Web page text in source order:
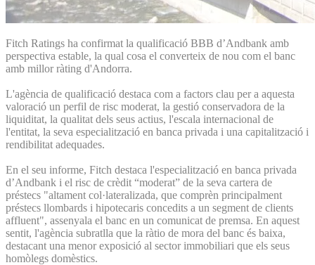
Fitch Ratings ha confirmat la qualificació BBB d’Andbank amb
perspectiva estable, la qual cosa el converteix de nou com el banc
amb millor ràting d'Andorra.
L'agència de qualificació destaca com a factors clau per a aquesta
valoració un perfil de risc moderat, la gestió conservadora de la
liquiditat, la qualitat dels seus actius, l'escala internacional de
l'entitat, la seva especialització en banca privada i una capitalització i
rendibilitat adequades.
En el seu informe, Fitch destaca l'especialització en banca privada
d’Andbank i el risc de crèdit “moderat” de la seva cartera de
préstecs "altament col·lateralizada, que comprèn principalment
préstecs llombards i hipotecaris concedits a un segment de clients
affluent", assenyala el banc en un comunicat de premsa. En aquest
sentit, l'agència subratlla que la ràtio de mora del banc és baixa,
destacant una menor exposició al sector immobiliari que els seus
homòlegs domèstics.